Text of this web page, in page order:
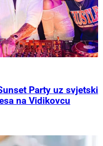
Party uz svjetski
na Vidikovcu